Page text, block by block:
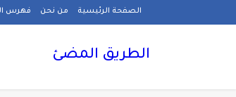
الصفحة الرئيسية من نحن فهرس
الطريق المضئ